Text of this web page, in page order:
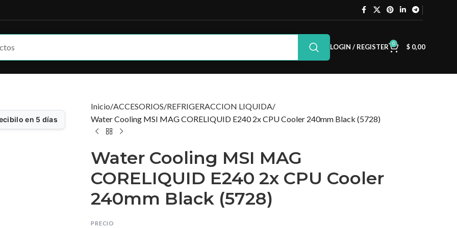
LOGIN / REGISTER 0 $0,00
en 5 días
Inicio ACCESORIOS REFRIGERACCION LIQUIDA
Water Cooling MSI MAG CORELIQUID E240 2x CPU Cooler 240mm Black (5728)
Water Cooling MSI MAG
CORELIQUID E240 2x CPU Cooler
240mm Black (5728)
PRECIO